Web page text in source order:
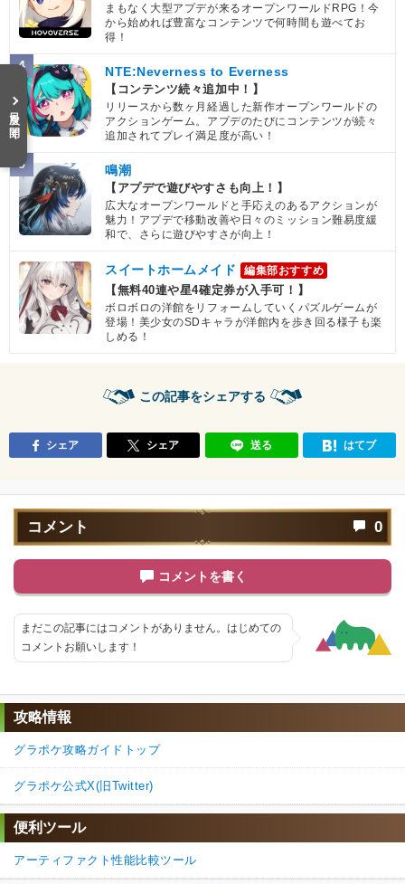
まもなく大型アプデが来るオープンワールドRPG！今
から始めれば豊富なコンテンツで何時間も遊べてお
得！
4 NTE:Neverness to Everness
【コンテンツ続々追加中！】
リリースから数ヶ月経過した新作オープンワールドの
アクションゲーム。アプデのたびにコンテンツが続々
追加されてプレイ満足度が高い！
5 鳴潮
【アプデで遊びやすさも向上！】
広大なオープンワールドと手応えのあるアクションが
魅力！アプデで移動改善や日々のミッション難易度緩
和で、さらに遊びやすさが向上！
スイートホームメイド 編集部おすすめ
【無料40連や星4確定券が入手可！】
ボロボロの洋館をリフォームしていくパズルゲームが
登場！美少女のSDキャラが洋館内を歩き回る様子も楽
しめる！
この記事をシェアする
シェア シェア 送る はてブ
コメント 0
コメントを書く
まだこの記事にはコメントがありません。はじめての
コメントお願いします！
目次を開く
攻略情報
グラポケ攻略ガイドトップ
グラポケ公式X(旧Twitter)
便利ツール
アーティファクト性能比較ツール